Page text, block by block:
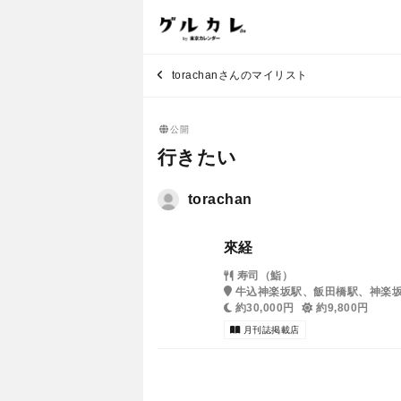
torachanさんのマイリスト
公開
行きたい
torachan
來経
寿司（鮨）
牛込神楽坂駅、飯田橋駅、神楽
約30,000円
約9,800円
月刊誌掲載店